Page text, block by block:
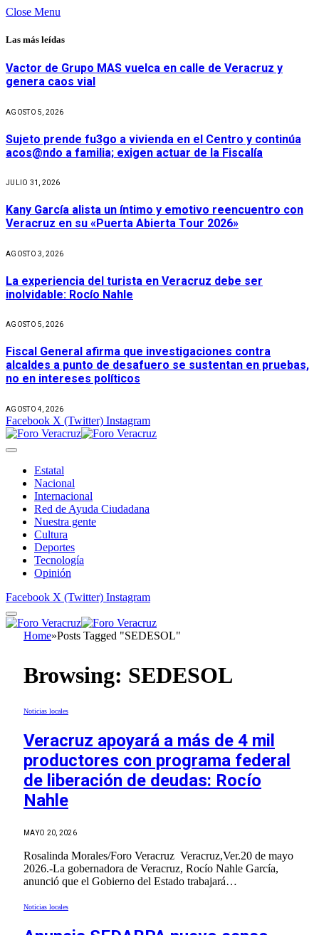
Close Menu
Las más leídas
Vactor de Grupo MAS vuelca en calle de Veracruz y
genera caos vial
AGOSTO 5, 2026
Sujeto prende fu3go a vivienda en el Centro y continúa
acos@ndo a familia; exigen actuar de la Fiscalía
JULIO 31, 2026
Kany García alista un íntimo y emotivo reencuentro con
Veracruz en su «Puerta Abierta Tour 2026»
AGOSTO 3, 2026
La experiencia del turista en Veracruz debe ser
inolvidable: Rocío Nahle
AGOSTO 5, 2026
Fiscal General afirma que investigaciones contra
alcaldes a punto de desafuero se sustentan en pruebas,
no en intereses políticos
AGOSTO 4, 2026
Facebook X (Twitter) Instagram
Estatal
Nacional
Internacional
Red de Ayuda Ciudadana
Nuestra gente
Cultura
Deportes
Tecnología
Opinión
Facebook X (Twitter) Instagram
Home»Posts Tagged "SEDESOL"
Browsing: SEDESOL
Noticias locales
Veracruz apoyará a más de 4 mil
productores con programa federal
de liberación de deudas: Rocío
Nahle
MAYO 20, 2026
Rosalinda Morales/Foro Veracruz Veracruz,Ver.20 de mayo
2026.-La gobernadora de Veracruz, Rocío Nahle García,
anunció que el Gobierno del Estado trabajará…
Noticias locales